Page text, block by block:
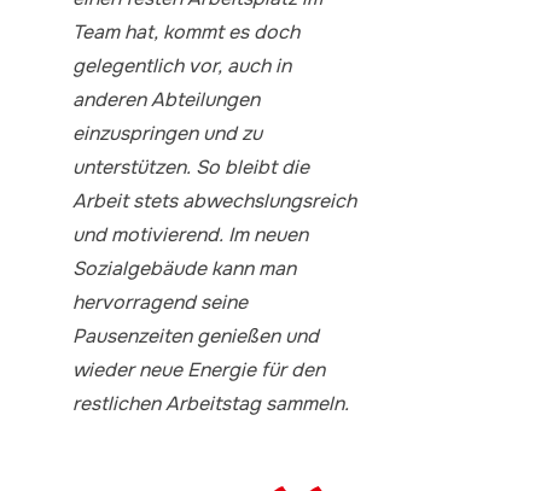
Team hat, kommt es doch
gelegentlich vor, auch in
anderen Abteilungen
einzuspringen und zu
unterstützen. So bleibt die
Arbeit stets abwechslungsreich
und motivierend. Im neuen
Sozialgebäude kann man
hervorragend seine
Pausenzeiten genießen und
wieder neue Energie für den
restlichen Arbeitstag sammeln.